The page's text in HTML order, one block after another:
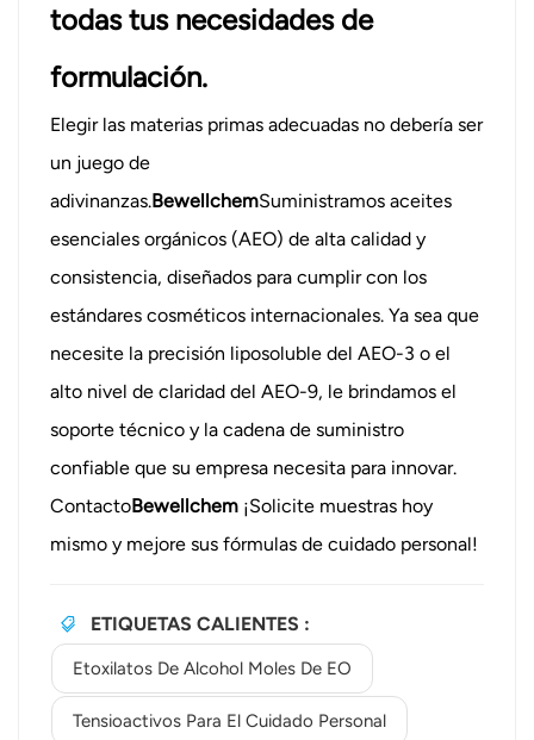
todas tus necesidades de
formulación.
Elegir las materias primas adecuadas no debería ser
un juego de
adivinanzas.BewellchemSuministramos aceites
esenciales orgánicos (AEO) de alta calidad y
consistencia, diseñados para cumplir con los
estándares cosméticos internacionales. Ya sea que
necesite la precisión liposoluble del AEO-3 o el
alto nivel de claridad del AEO-9, le brindamos el
soporte técnico y la cadena de suministro
confiable que su empresa necesita para innovar.
ContactoBewellchem ¡Solicite muestras hoy
mismo y mejore sus fórmulas de cuidado personal!
ETIQUETAS CALIENTES :
Etoxilatos De Alcohol Moles De EO
Tensioactivos Para El Cuidado Personal